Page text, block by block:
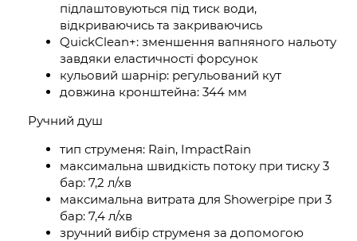
підлаштовуються під тиск води,
відкриваючись та закриваючись
QuickClean+: зменшення вапняного нальоту
завдяки еластичності форсунок
кульовий шарнір: регульований кут
довжина кронштейна: 344 мм
Ручний душ
тип струменя: Rain, ImpactRain
максимальна швидкість потоку при тиску 3
бар: 7,2 л/хв
максимальна витрата для Showerpipe при 3
бар: 7,4 л/хв
зручний вибір струменя за допомогою